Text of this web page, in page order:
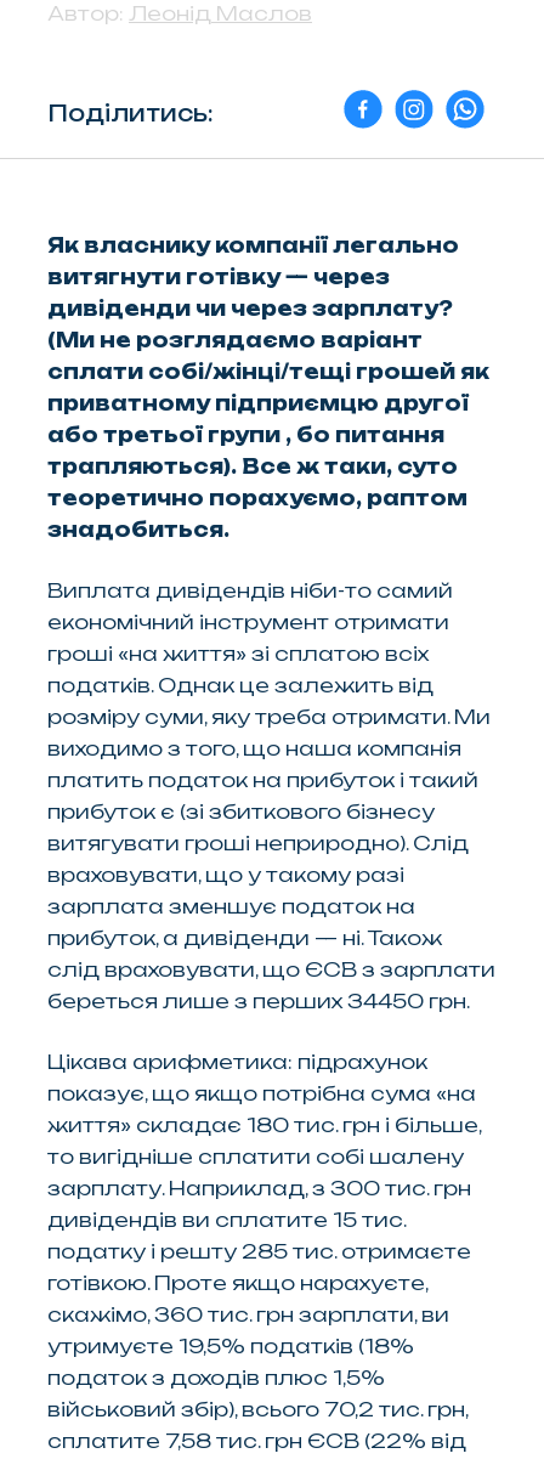
Автор: Леонід Маслов
Поділитись:
Як власнику компанії легально
витягнути готівку — через
дивіденди чи через зарплату?
(Ми не розглядаємо варіант
сплати собі/жінці/тещі грошей як
приватному підприємцю другої
або третьої групи , бо питання
трапляються). Все ж таки, суто
теоретично порахуємо, раптом
знадобиться.
Виплата дивідендів ніби-то самий
економічний інструмент отримати
гроші «на життя» зі сплатою всіх
податків. Однак це залежить від
розміру суми, яку треба отримати. Ми
виходимо з того, що наша компанія
платить податок на прибуток і такий
прибуток є (зі збиткового бізнесу
витягувати гроші неприродно). Слід
враховувати, що у такому разі
зарплата зменшує податок на
прибуток, а дивіденди — ні. Також
слід враховувати, що ЄСВ з зарплати
береться лише з перших 34450 грн.
Цікава арифметика: підрахунок
показує, що якщо потрібна сума «на
життя» складає 180 тис. грн і більше,
то вигідніше сплатити собі шалену
зарплату. Наприклад, з 300 тис. грн
дивідендів ви сплатите 15 тис.
податку і решту 285 тис. отримаєте
готівкою. Проте якщо нарахуєте,
скажімо, 360 тис. грн зарплати, ви
утримуєте 19,5% податків (18%
податок з доходів плюс 1,5%
військовий збір), всього 70,2 тис. грн,
сплатите 7,58 тис. грн ЄСВ (22% від